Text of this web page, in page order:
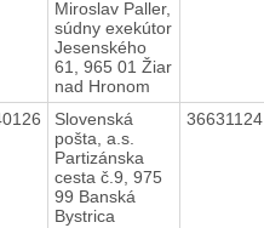
Miroslav Paller,
súdny exekútor
Jesenského
61, 965 01 Žiar
nad Hronom
Slovenská
pošta, a.s.
Partizánska
cesta č.9, 975
99 Banská
Bystrica
36631124